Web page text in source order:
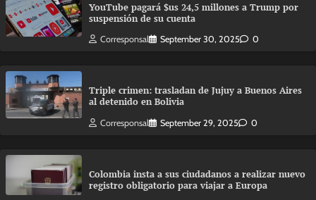
YouTube pagará $us 24,5 millones a Trump por
suspensión de su cuenta
Corresponsal September 30, 2025 0
Triple crimen: trasladan de Jujuy a Buenos Aires
al detenido en Bolivia
Corresponsal September 29, 2025 0
Colombia insta a sus ciudadanos a realizar nuevo
registro obligatorio para viajar a Europa